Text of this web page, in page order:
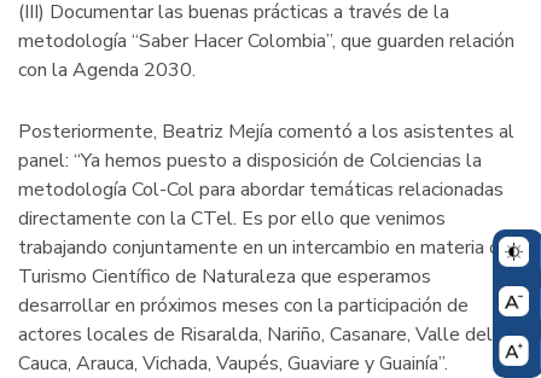
(III) Documentar las buenas prácticas a través de la
metodología “Saber Hacer Colombia”, que guarden relación
con la Agenda 2030.
Posteriormente, Beatriz Mejía comentó a los asistentes al
panel: “Ya hemos puesto a disposición de Colciencias la
metodología Col-Col para abordar temáticas relacionadas
directamente con la CTel. Es por ello que venimos
trabajando conjuntamente en un intercambio en materia de
Turismo Científico de Naturaleza que esperamos
desarrollar en próximos meses con la participación de
actores locales de Risaralda, Nariño, Casanare, Valle del
Cauca, Arauca, Vichada, Vaupés, Guaviare y Guainía”.